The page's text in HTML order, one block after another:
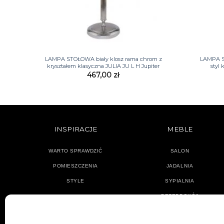
LAMPA STOŁOWA biały klosz rama chrom z
kryształem klasyczna JULIA JU L H Jupiter
467,00 zł
LAMPA
styl
INSPIRACJE
WARTO SPRAWDZIĆ
POMIESZCZENIA
STYLE
MEBLE
SALON
JADALNIA
SYPIALNIA
PRZEDPOKÓJ